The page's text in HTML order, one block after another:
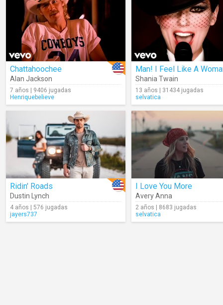
Chattahoochee
Alan Jackson
7 años | 9406 jugadas
Henriquebelieve
Man! I Feel Like A
Shania Twain
13 años | 31434 jugadas
selvatica
Ridin' Roads
Dustin Lynch
4 años | 576 jugadas
jayers737
I Love You More
Avery Anna
2 años | 8683 jugadas
selvatica